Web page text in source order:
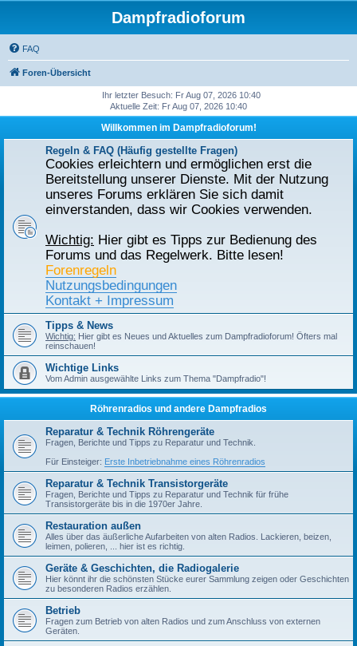
Dampfradioforum
FAQ
Foren-Übersicht
Ihr letzter Besuch: Fr Aug 07, 2026 10:40
Aktuelle Zeit: Fr Aug 07, 2026 10:40
Willkommen im Dampfradioforum!
Regeln & FAQ (Häufig gestellte Fragen)
Cookies erleichtern und ermöglichen erst die
Bereitstellung unserer Dienste. Mit der Nutzung
unseres Forums erklären Sie sich damit
einverstanden, dass wir Cookies verwenden.
Wichtig: Hier gibt es Tipps zur Bedienung des
Forums und das Regelwerk. Bitte lesen!
Forenregeln
Nutzungsbedingungen
Kontakt + Impressum
Tipps & News
Wichtig: Hier gibt es Neues und Aktuelles zum Dampfradioforum! Öfters mal
reinschauen!
Wichtige Links
Vom Admin ausgewählte Links zum Thema "Dampfradio"!
Röhrenradios und andere Dampfradios
Reparatur & Technik Röhrengeräte
Fragen, Berichte und Tipps zu Reparatur und Technik.
Für Einsteiger: Erste Inbetriebnahme eines Röhrenradios
Reparatur & Technik Transistorgeräte
Fragen, Berichte und Tipps zu Reparatur und Technik für frühe
Transistorgeräte bis in die 1970er Jahre.
Restauration außen
Alles über das äußerliche Aufarbeiten von alten Radios. Lackieren, beizen,
leimen, polieren, ... hier ist es richtig.
Geräte & Geschichten, die Radiogalerie
Hier könnt ihr die schönsten Stücke eurer Sammlung zeigen oder Geschichten
zu besonderen Radios erzählen.
Betrieb
Fragen zum Betrieb von alten Radios und zum Anschluss von externen
Geräten.